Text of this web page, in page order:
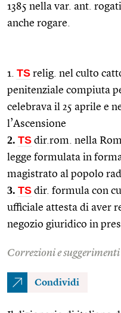
1385 nella var. ant.
anche rogare.
1. TS relig. nel culto
penitenziale compiuta
celebrava il 25 aprile e
l’Ascensione
2. TS dir.rom. nella
legge formulata in
magistrato al popolo
3. TS dir. formula con
ufficiale attesta di aver
negozio giuridico in
Correzioni e suggerimenti
Condividi